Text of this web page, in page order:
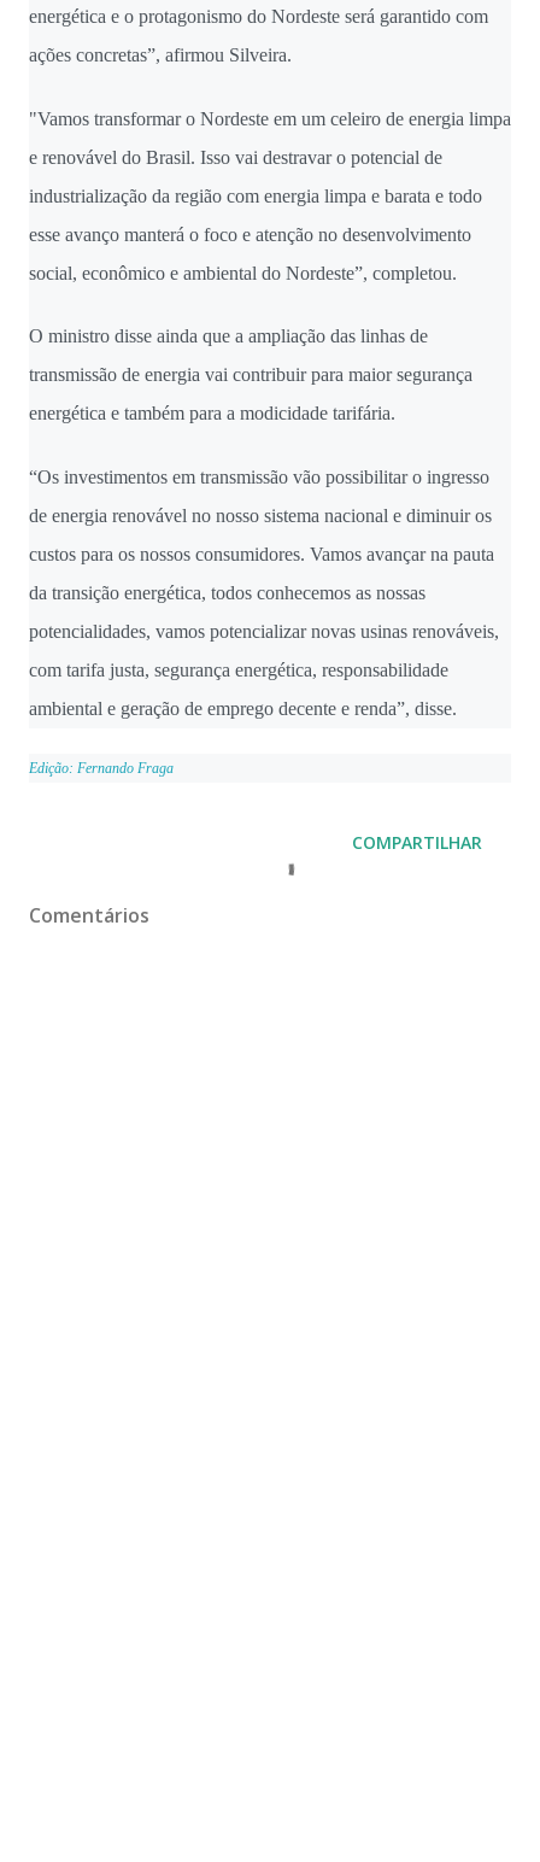
energética e o protagonismo do Nordeste será garantido com
ações concretas”, afirmou Silveira.
"Vamos transformar o Nordeste em um celeiro de energia limpa
e renovável do Brasil. Isso vai destravar o potencial de
industrialização da região com energia limpa e barata e todo
esse avanço manterá o foco e atenção no desenvolvimento
social, econômico e ambiental do Nordeste”, completou.
O ministro disse ainda que a ampliação das linhas de
transmissão de energia vai contribuir para maior segurança
energética e também para a modicidade tarifária.
“Os investimentos em transmissão vão possibilitar o ingresso
de energia renovável no nosso sistema nacional e diminuir os
custos para os nossos consumidores. Vamos avançar na pauta
da transição energética, todos conhecemos as nossas
potencialidades, vamos potencializar novas usinas renováveis,
com tarifa justa, segurança energética, responsabilidade
ambiental e geração de emprego decente e renda”, disse.
Edição: Fernando Fraga
COMPARTILHAR
Comentários